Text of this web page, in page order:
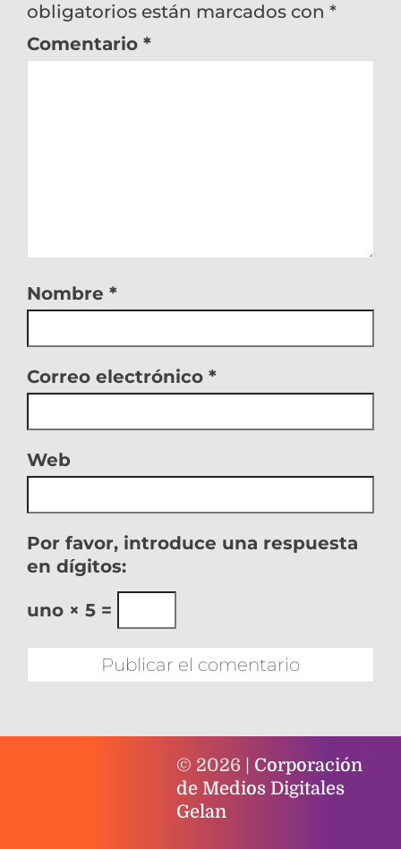
obligatorios están marcados con *
Comentario *
Nombre *
Correo electrónico *
Web
Por favor, introduce una respuesta
en dígitos:
uno × 5 =
© 2026 | Corporación
de Medios Digitales
Gelan